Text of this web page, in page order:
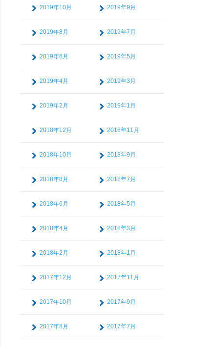
2019年10月 2019年9月
2019年8月 2019年7月
2019年6月 2019年5月
2019年4月 2019年3月
2019年2月 2019年1月
2018年12月 2018年11月
2018年10月 2018年9月
2018年8月 2018年7月
2018年6月 2018年5月
2018年4月 2018年3月
2018年2月 2018年1月
2017年12月 2017年11月
2017年10月 2017年9月
2017年8月 2017年7月